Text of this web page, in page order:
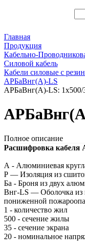
Главная
Продукция
Кабельно-
Силовой кабель
Кабели силовые с
АРБаВнг(A)-LS
АРБаВнг(A)-LS: 1х500/
Полное описание
Расшифровка кабеля
А - Алюминиевая
Р — Изоляция из
Ба - Броня из двух
Внг-LS — Оболочка из
пониженной
1 - количество жил
500 - сечение жилы
35 - сечение экрана
20 - номинальное